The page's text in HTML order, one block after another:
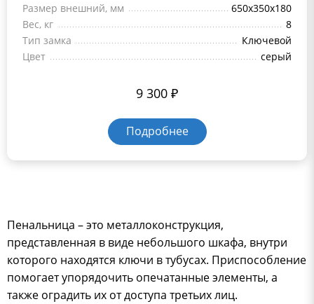
Размер внешний, мм
650x350x180
Вес, кг
8
Тип замка
Ключевой
Цвет
серый
9 300 ₽
Подробнее
Пенальница – это металлоконструкция,
представленная в виде небольшого шкафа, внутри
которого находятся ключи в тубусах. Приспособление
помогает упорядочить опечатанные элементы, а
также оградить их от доступа третьих лиц.